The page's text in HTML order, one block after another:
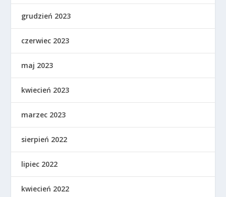
grudzień 2023
czerwiec 2023
maj 2023
kwiecień 2023
marzec 2023
sierpień 2022
lipiec 2022
kwiecień 2022